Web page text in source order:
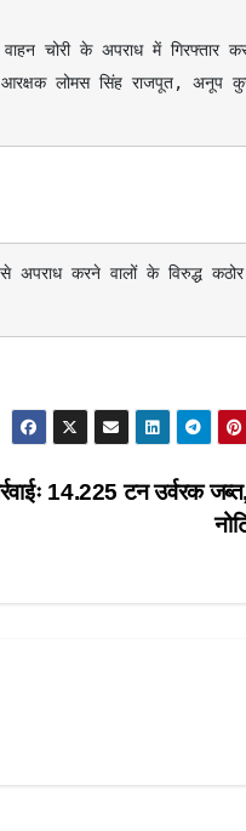
आरक्षक लोमस सिंह राजपूत, अनूप
14.225 टन उर्वरक